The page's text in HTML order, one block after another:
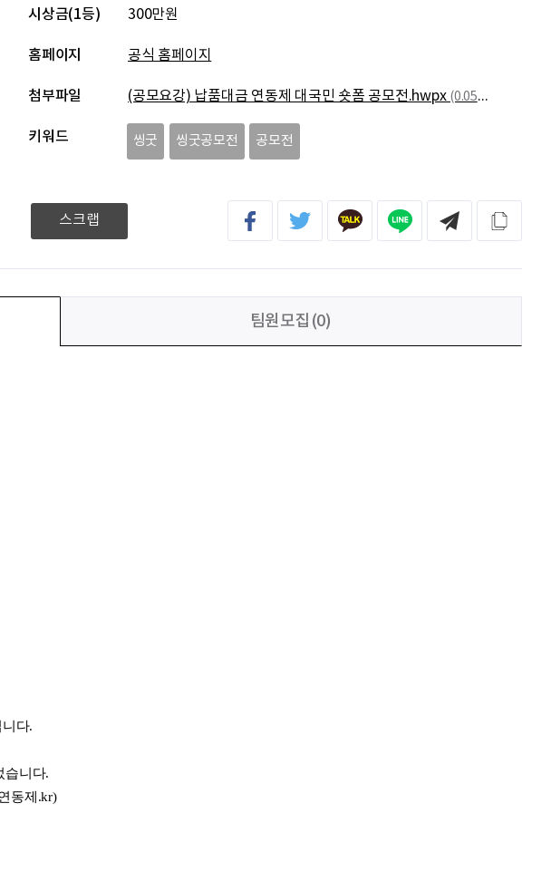
시상금(1등) 300만원
홈페이지 공식 홈페이지
첨부파일 (공모요강) 납품대금 연동제 대국민 숏폼 공모전.hwpx (0.05MB)
키워드 씽굿 씽굿공모전 공모전
스크랩
팀원모집(0)